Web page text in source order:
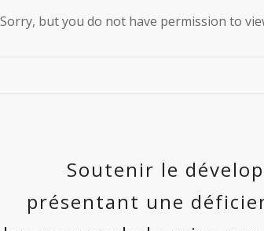
Sorry, but you do not have permission to
Soutenir le
présentant une